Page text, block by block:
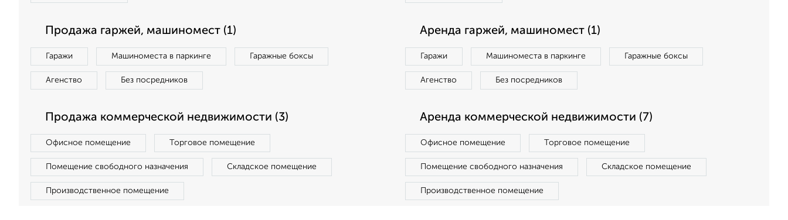
Продажа гаржей, машиномест (1)
Гаражи Машиноместа в паркинге Гаражные боксы
Агенство Без посредников
Аренда гаржей, машиномест (1)
Гаражи Машиноместа в паркинге Гаражные боксы
Агенство Без посредников
Продажа коммерческой недвижимости (3)
Офисное помещение Торговое помещение
Помещение свободного назначения Складское помещение
Производственное помещение
Аренда коммерческой недвижимости (7)
Офисное помещение Торговое помещение
Помещение свободного назначения Складское помещение
Производственное помещение